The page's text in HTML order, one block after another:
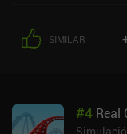
SIMILAR
#4 Real